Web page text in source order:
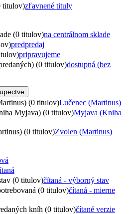
titulov)zľavnené tituly
(0 titulov)na centrálnom sklade
predpredaj
pripravujeme
(0 titulov)dostupná (bez
(0 titulov)Lučenec (Martinus)
Myjava) (0 titulov)Myjava (Kniha
(0 titulov)Zvolen (Martinus)
(0 titulov)čítaná - výborný stav
(0 titulov)čítaná - mierne
kníh (0 titulov)čítané verzie